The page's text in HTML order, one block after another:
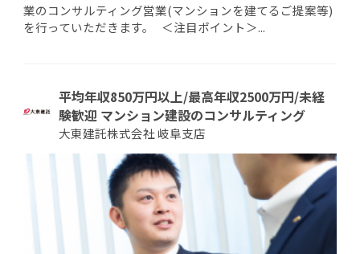
業のコンサルティング営業(マンションを建てるご提案等)
を行っていただきます。 ＜注目ポイント＞...
平均年収850万円以上/最高年収2500万円/未経
験歓迎 マンション建設のコンサルティング
大東建託株式会社 岐阜支店